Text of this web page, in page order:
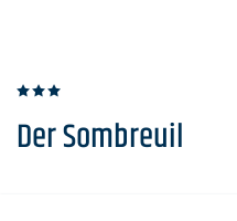
Der Sombreuil